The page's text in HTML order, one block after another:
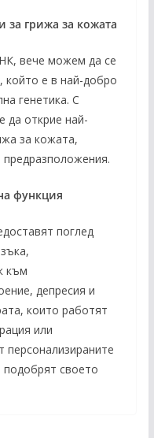
за грижа за кожата
вече можем да се
който е в най-добро
генетика. С
да открие най-
за кожата,
предразположения.
функция
поглед
към
депресия и
които работят
или
персонализираните
своето